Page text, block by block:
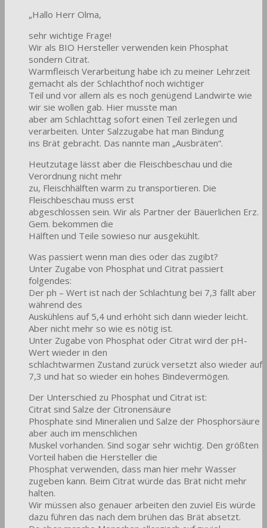
„Hallo Herr Olma,
sehr wichtige Frage!
Wir als BIO Hersteller verwenden kein Phosphat
sondern Citrat.
Warmfleisch Verarbeitung habe ich zu meiner Lehrzeit
gemacht als der Schlachthof noch wichtiger
Teil und vor allem als es noch genügend Landwirte wie
wir sie wollen gab. Hier musste man
aber am Schlachttag sofort einen Teil zerlegen und
verarbeiten. Unter Salzzugabe hat man Bindung
ins Brät gebracht. Das nannte man „Ausbräten“.
Heutzutage lässt aber die Fleischbeschau und die
Verordnung nicht mehr
zu, Fleischhälften warm zu transportieren. Die
Fleischbeschau muss erst
abgeschlossen sein. Wir als Partner der Bäuerlichen Erz.
Gem. bekommen die
Hälften und Teile sowieso nur ausgekühlt.
Was passiert wenn man dies oder das zugibt?
Unter Zugabe von Phosphat und Citrat passiert
folgendes:
Der ph – Wert ist nach der Schlachtung bei 7,3 fällt aber
während des
Auskühlens auf 5,4 und erhöht sich dann wieder leicht.
Aber nicht mehr so wie es nötig ist.
Unter Zugabe von Phosphat oder Citrat wird der pH-
Wert wieder in den
schlachtwarmen Zustand zurück versetzt also wieder auf
7,3 und hat so wieder ein hohes Bindevermögen.
Der Unterschied zu Phosphat und Citrat ist:
Citrat sind Salze der Citronensäure
Phosphate sind Mineralien und Salze der Phosphorsäure
aber auch im menschlichen
Muskel vorhanden. Sind sogar sehr wichtig. Den größten
Vorteil haben die Hersteller die
Phosphat verwenden, dass man hier mehr Wasser
zugeben kann. Beim Citrat würde das Brät nicht mehr
halten.
Wir müssen also genauer arbeiten den zuviel Eis würde
dazu führen das nach dem brühen das Brät absetzt.